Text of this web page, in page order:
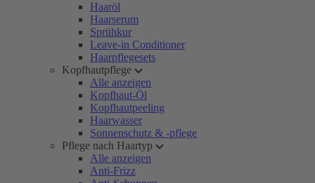
Haaröl
Haarserum
Sprühkur
Leave-in Conditioner
Haarpflegesets
Kopfhautpflege
Alle anzeigen
Kopfhaut-Öl
Kopfhautpeeling
Haarwasser
Sonnenschutz & -pflege
Pflege nach Haartyp
Alle anzeigen
Anti-Frizz